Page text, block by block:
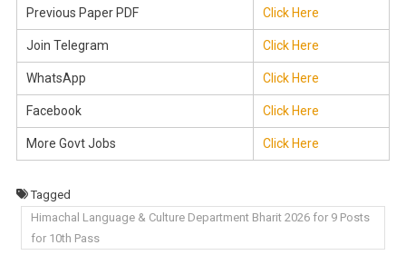
Previous Paper PDF Click Here
Join Telegram Click Here
WhatsApp Click Here
Facebook Click Here
More Govt Jobs Click Here
Tagged
Himachal Language & Culture Department Bharit 2026 for 9 Posts
for 10th Pass